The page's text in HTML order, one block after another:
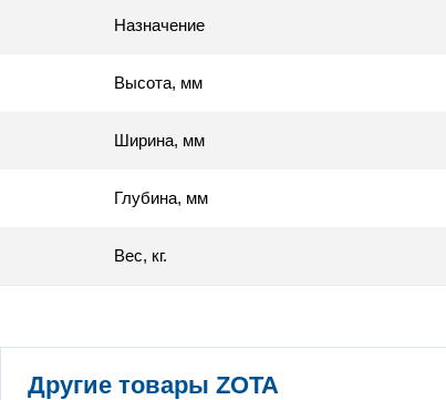
Назначение
Высота, мм
Ширина, мм
Глубина, мм
Вес, кг.
Другие товары ZOTA